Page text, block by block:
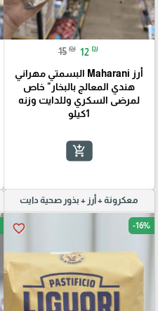
15 ₪ 12 ₪
أرز Maharani البسمتي مهراني
هندي المعالج بالبخار" خاص
لمرضى السكري وللدايت وزنه
1كيلو
add_shopping_cart
معكرونة + أرز + بذور صحية دايت
favorite_border -16%